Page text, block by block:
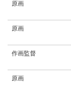
原画
原画
作画監督
原画